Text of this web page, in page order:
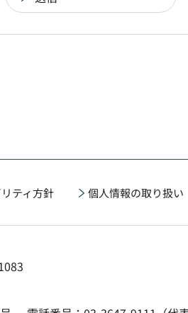
ティ方針 個人情報の取り扱い